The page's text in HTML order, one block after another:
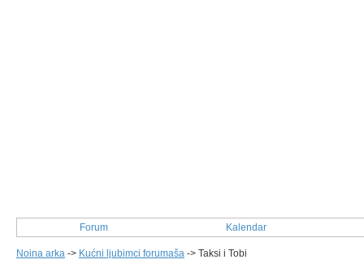
Forum Kalendar
Noina arka -> Kućni ljubimci forumaša -> Taksi i Tobi